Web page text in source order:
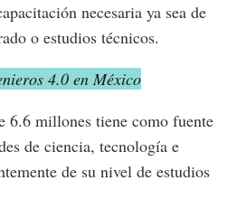
necesaria ya sea de
o estudios técnicos.
4.0 en México
6.6 millones tiene como fuente
de ciencia, tecnología e
de su nivel de estudios